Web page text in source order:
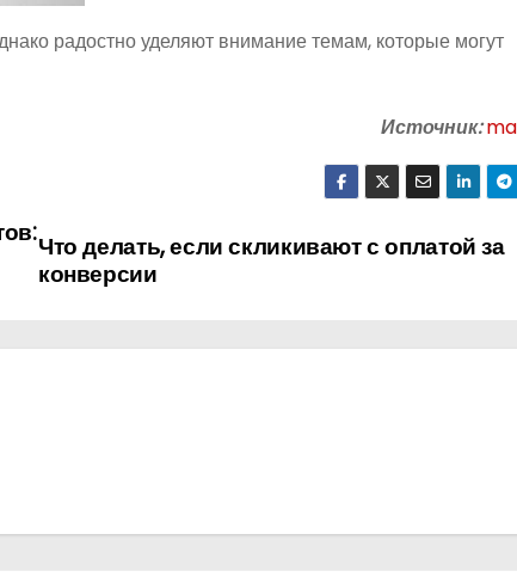
радостно уделяют внимание темам, которые могут
Источник:
Что делать, если скликивают с оплатой за
конверсии